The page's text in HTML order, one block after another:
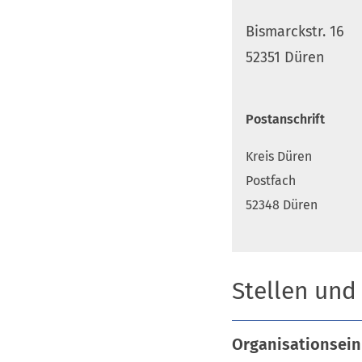
Bismarckstr. 16
52351 Düren
Postanschrift
Kreis Düren
Postfach
52348 Düren
Stellen